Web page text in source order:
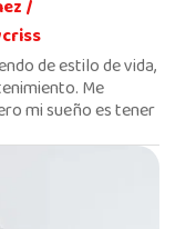
/
de estilo de vida,
Me
mi sueño es tener